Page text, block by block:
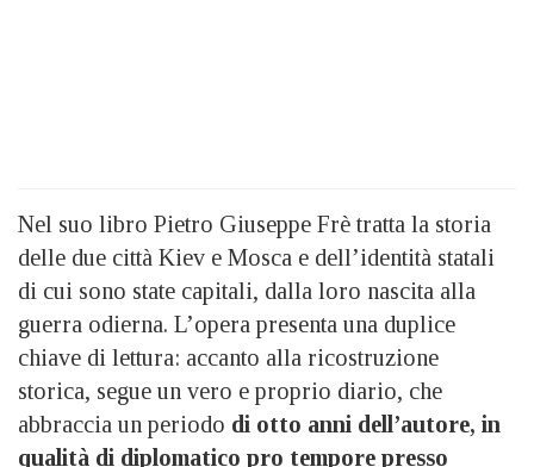
Nel suo libro Pietro Giuseppe Frè tratta la storia
delle due città Kiev e Mosca e dell’identità statali
di cui sono state capitali, dalla loro nascita alla
guerra odierna. L’opera presenta una duplice
chiave di lettura: accanto alla ricostruzione
storica, segue un vero e proprio diario, che
abbraccia un periodo di otto anni dell’autore, in
qualità di diplomatico pro tempore presso